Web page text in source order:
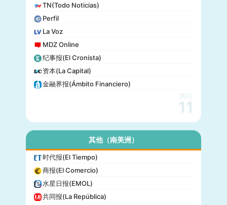
TN(Todo Noticias)
Perfil
La Voz
MDZ Online
纪事报(El Cronista)
资本(La Capital)
金融界报(Ámbito Financiero)
网站
11
其他（南美洲）
时代报(El Tiempo)
商报(El Comercio)
水星日报(EMOL)
共同报(La República)